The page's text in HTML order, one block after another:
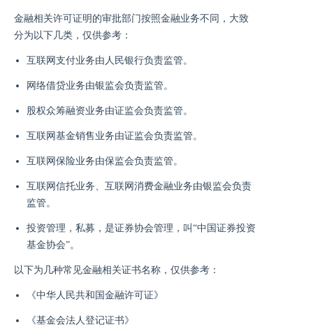
金融相关许可证明的审批部门按照金融业务不同，大致
分为以下几类，仅供参考：
互联网支付业务由人民银行负责监管。
网络借贷业务由银监会负责监管。
股权众筹融资业务由证监会负责监管。
互联网基金销售业务由证监会负责监管。
互联网保险业务由保监会负责监管。
互联网信托业务、互联网消费金融业务由银监会负责
监管。
投资管理，私募，是证券协会管理，叫“中国证券投资
基金协会”。
以下为几种常见金融相关证书名称，仅供参考：
《中华人民共和国金融许可证》
《基金会法人登记证书》